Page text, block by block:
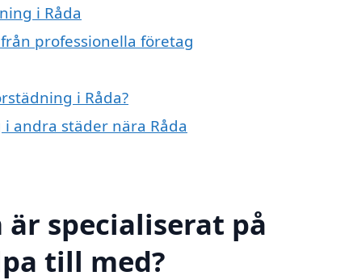
i Råda
professionella företag
i Råda?
andra städer nära Råda
specialiserat på
till med?